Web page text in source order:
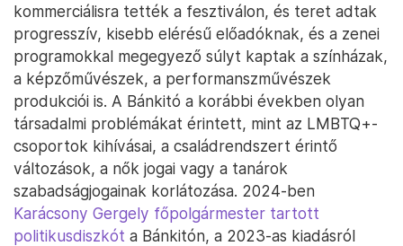
kommerciálisra tették a fesztiválon, és teret adtak
progresszív, kisebb elérésű előadóknak, és a zenei
programokkal megegyező súlyt kaptak a színházak,
a képzőművészek, a performanszművészek
produkciói is. A Bánkitó a korábbi években olyan
társadalmi problémákat érintett, mint az LMBTQ+-
csoportok kihívásai, a családrendszert érintő
változások, a nők jogai vagy a tanárok
szabadságjogainak korlátozása. 2024-ben
Karácsony Gergely főpolgármester tartott
politikusdiszkót a Bánkitón, a 2023-as kiadásról